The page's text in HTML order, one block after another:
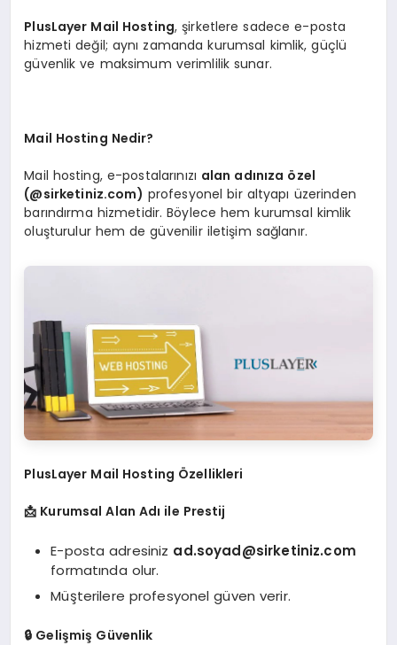
PlusLayer Mail Hosting, şirketlere sadece e-posta
hizmeti değil; aynı zamanda kurumsal kimlik, güçlü
güvenlik ve maksimum verimlilik sunar.
Mail Hosting Nedir?
Mail hosting, e-postalarınızı alan adınıza özel
(@sirketiniz.com) profesyonel bir altyapı üzerinden
barındırma hizmetidir. Böylece hem kurumsal kimlik
oluşturulur hem de güvenilir iletişim sağlanır.
PlusLayer Mail Hosting Özellikleri
📩 Kurumsal Alan Adı ile Prestij
E-posta adresiniz ad.soyad@sirketiniz.com
formatında olur.
Müşterilere profesyonel güven verir.
🔒 Gelişmiş Güvenlik